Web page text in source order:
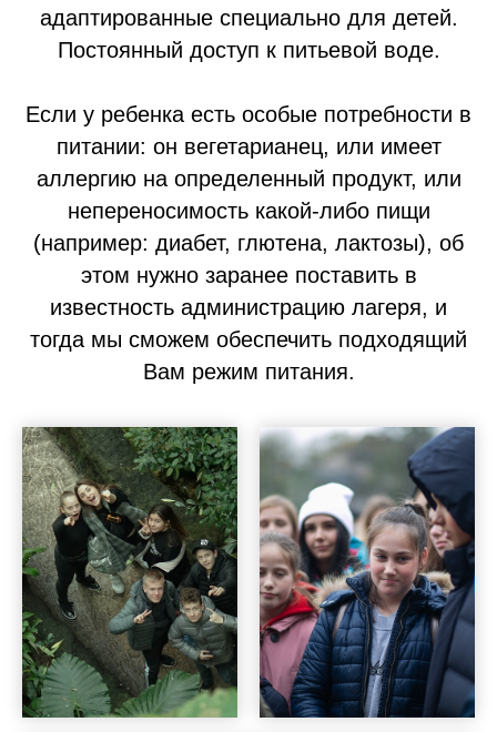
адаптированные специально для детей.
Постоянный доступ к питьевой воде.
Если у ребенка есть особые потребности в
питании: он вегетарианец, или имеет
аллергию на определенный продукт, или
непереносимость какой-либо пищи
(например: диабет, глютена, лактозы), об
этом нужно заранее поставить в
известность администрацию лагеря, и
тогда мы сможем обеспечить подходящий
Вам режим питания.